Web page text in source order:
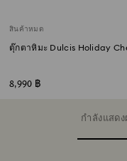
สินค้าหมด
ตุ๊กตาหิมะ Dulcis Holiday
8,990 ฿
กำลังแสด